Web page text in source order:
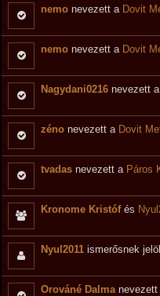
nemo nevezett a Dovit
nemo nevezett a Dovit
Nagydani0216 nevezett a
zéno nevezett a Dovit
tvadas nevezett a Páros
Kronome Kristófés
Nyul2011 ismerősnek
Orováné Dalma